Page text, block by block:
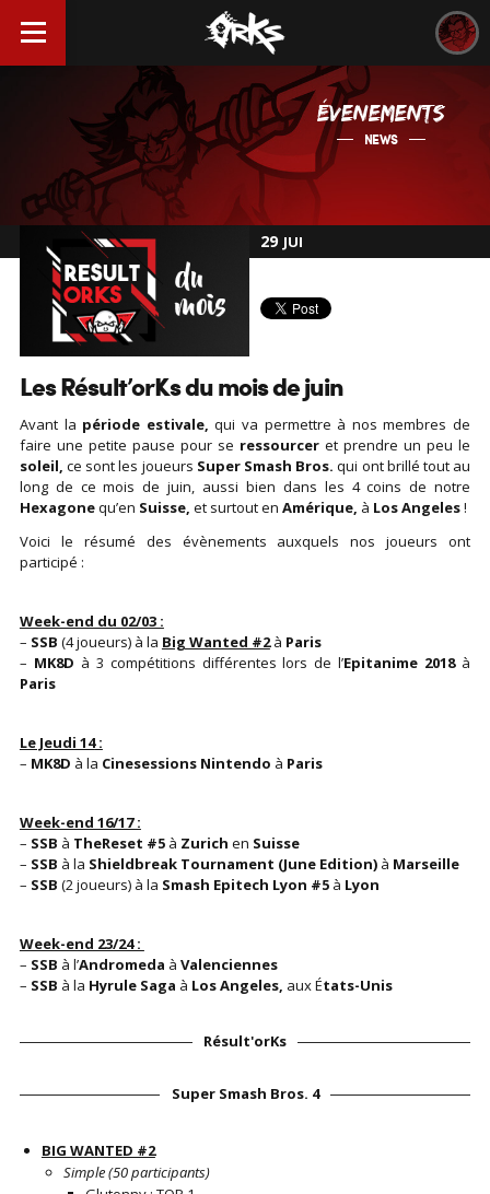
ÉVENEMENTS
NEWS
29 JUI
Les Résult’orKs du mois de juin
Avant la période estivale, qui va permettre à nos membres de
faire une petite pause pour se ressourcer et prendre un peu le
soleil, ce sont les joueurs Super Smash Bros. qui ont brillé tout au
long de ce mois de juin, aussi bien dans les 4 coins de notre
Hexagonequ’en Suisse, et surtout en Amérique, à Los Angeles!
Voici le résumé des évènements auxquels nos joueurs ont
participé :
Week-end du 02/03 :
– SSB (4 joueurs) à la Big Wanted #2à Paris
– MK8D à 3 compétitions différentes lors de l’Epitanime 2018à
Paris
Le Jeudi 14:
– MK8D à la Cinesessions Nintendo à Paris
Week-end 16/17 :
– SSB à TheReset #5à Zurich en Suisse
– SSB à la Shieldbreak Tournament (June Edition)à Marseille
– SSB (2 joueurs) à la Smash Epitech Lyon #5à Lyon
Week-end 23/24 :
– SSB à l’Andromeda à Valenciennes
– SSB à la Hyrule Saga à Los Angeles, aux États-Unis
Résult'orKs
Super Smash Bros. 4
BIG WANTED #2
Simple (50 participants)